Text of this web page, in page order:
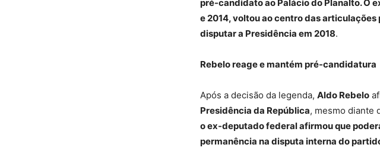
pré-candidato ao Palácio do Planalto. O
e 2014, voltou ao centro das
disputar a Presidência em 2018.
Rebelo reage e mantém pré-candidatura
Após a decisão da legenda, Aldo Rebelo
Presidência da República, mesmo diante
o ex-deputado federal afirmou que
permanência na disputa interna do